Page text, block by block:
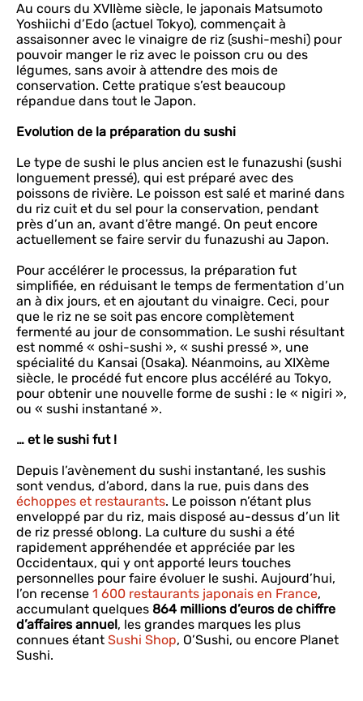
Au cours du XVIIème siècle, le japonais Matsumoto
Yoshiichi d’Edo (actuel Tokyo), commençait à
assaisonner avec le vinaigre de riz (sushi-meshi) pour
pouvoir manger le riz avec le poisson cru ou des
légumes, sans avoir à attendre des mois de
conservation. Cette pratique s’est beaucoup
répandue dans tout le Japon.
Evolution de la préparation du sushi
Le type de sushi le plus ancien est le funazushi (sushi
longuement pressé), qui est préparé avec des
poissons de rivière. Le poisson est salé et mariné dans
du riz cuit et du sel pour la conservation, pendant
près d’un an, avant d’être mangé. On peut encore
actuellement se faire servir du funazushi au Japon.
Pour accélérer le processus, la préparation fut
simplifiée, en réduisant le temps de fermentation d’un
an à dix jours, et en ajoutant du vinaigre. Ceci, pour
que le riz ne se soit pas encore complètement
fermenté au jour de consommation. Le sushi résultant
est nommé « oshi-sushi », « sushi pressé », une
spécialité du Kansai (Osaka). Néanmoins, au XIXème
siècle, le procédé fut encore plus accéléré au Tokyo,
pour obtenir une nouvelle forme de sushi : le « nigiri »,
ou « sushi instantané ».
… et le sushi fut !
Depuis l’avènement du sushi instantané, les sushis
sont vendus, d’abord, dans la rue, puis dans des
échoppes et restaurants. Le poisson n’étant plus
enveloppé par du riz, mais disposé au-dessus d’un lit
de riz pressé oblong. La culture du sushi a été
rapidement appréhendée et appréciée par les
Occidentaux, qui y ont apporté leurs touches
personnelles pour faire évoluer le sushi. Aujourd’hui,
l’on recense 1 600 restaurants japonais en France,
accumulant quelques 864 millions d’euros de chiffre
d’affaires annuel, les grandes marques les plus
connues étant Sushi Shop, O’Sushi, ou encore Planet
Sushi.